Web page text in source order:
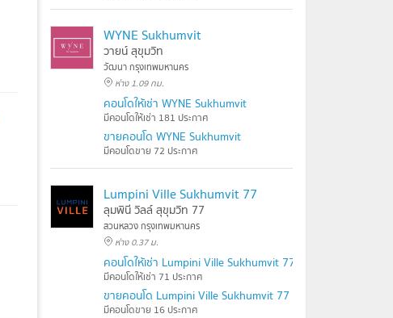
WYNE Sukhumvit
วายน์ สุขุมวิท
วัฒนา กรุงเทพมหานคร
ห่าง 1.09 กม.
คอนโดให้เช่า WYNE Sukhumvit
มีคอนโดให้เช่า 181 ประกาศ
ขายคอนโด WYNE Sukhumvit
มีคอนโดขาย 72 ประกาศ
Lumpini Ville Sukhumvit 77
ลุมพินี วิลล์ สุขุมวิท 77
สวนหลวง กรุงเทพมหานคร
ห่าง 0.37 ม.
คอนโดให้เช่า Lumpini Ville Sukhumvit 77
มีคอนโดให้เช่า 71 ประกาศ
ขายคอนโด Lumpini Ville Sukhumvit 77
มีคอนโดขาย 16 ประกาศ